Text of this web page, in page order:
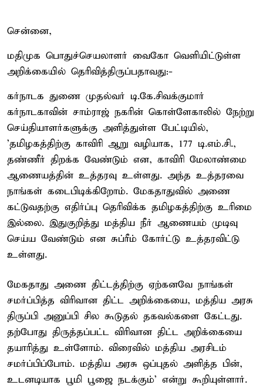
சென்னை,
மதிமுக பொதுச்செயலாளர் வைகோ வெளியிட்டுள்ள
அறிக்கையில் தெரிவித்திருப்பதாவது:-
கர்நாடக துணை முதல்வர் டி.கே.சிவக்குமார்
கர்நாடகாவின் சாம்ராஜ் நகரின் கொள்ளேகாலில் நேற்று
செய்தியாளர்களுக்கு அளித்துள்ள பேட்டியில்,
'தமிழகத்திற்கு காவிரி ஆறு வழியாக, 177 டி.எம்.சி.,
தண்ணீர் திறக்க வேண்டும் என, காவிரி மேலாண்மை
ஆணையத்தின் உத்தரவு உள்ளது. அந்த உத்தரவை
நாங்கள் கடைபிடிக்கிறோம். மேகதாதுவில் அணை
கட்டுவதற்கு எதிர்ப்பு தெரிவிக்க தமிழகத்திற்கு உரிமை
இல்லை. இதுகுறித்து மத்திய நீர் ஆணையம் முடிவு
செய்ய வேண்டும் என சுப்ரீம் கோர்ட்டு உத்தரவிட்டு
உள்ளது.
மேகதாது அணை திட்டத்திற்கு ஏற்கனவே நாங்கள்
சமர்ப்பித்த விரிவான திட்ட அறிக்கையை, மத்திய அரசு
திருப்பி அனுப்பி சில கூடுதல் தகவல்களை கேட்டது.
தற்போது திருத்தப்பட்ட விரிவான திட்ட அறிக்கையை
தயாரித்து உள்ளோம். விரைவில் மத்திய அரசிடம்
சமர்ப்பிப்போம். மத்திய அரசு ஒப்புதல் அளித்த பின்,
உடனடியாக பூமி பூஜை நடக்கும்' என்று கூறியுள்ளார்.